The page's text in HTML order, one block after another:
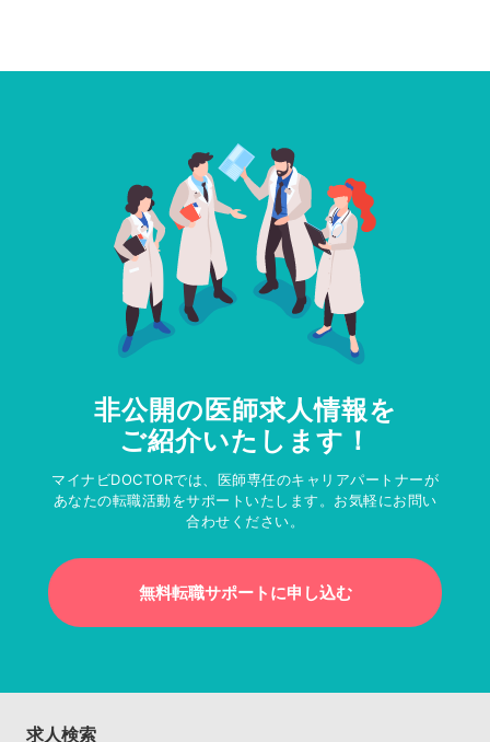
非公開の医師求人情報を
ご紹介いたします！
マイナビDOCTORでは、医師専任のキャリアパートナーが
あなたの転職活動をサポートいたします。お気軽にお問い
合わせください。
無料転職サポートに申し込む
求人検索